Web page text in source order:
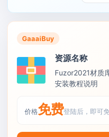
GaaaiBuy
资源名称
Fuzor2021材质
安装教程说明
价格免费登陆后，即可